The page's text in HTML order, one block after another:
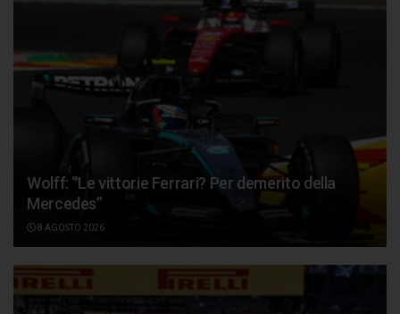
Wolff: “Le vittorie Ferrari? Per demerito della
Mercedes”
8 AGOSTO 2026